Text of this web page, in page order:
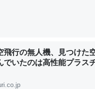
カルシウムを大量に使う脊椎
飛行の無人機、見つけた
いたのは高性能プラス